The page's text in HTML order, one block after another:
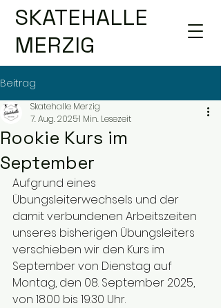
SKATEHALLE
MERZIG
Beitrag
Rookie Kurs im
September
Skatehalle Merzig
7. Aug. 20251 Min. Lesezeit
Aufgrund eines
Übungsleiterwechsels und der
damit verbundenen Arbeitszeiten
unseres bisherigen Übungsleiters
verschieben wir den Kurs im
September von Dienstag auf
Montag, den 08. September 2025,
von 18:00 bis 19:30 Uhr.